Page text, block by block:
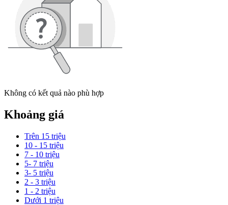
Không có kết quả nào phù hợp
Khoảng giá
Trên 15 triệu
10 - 15 triệu
7 - 10 triệu
5- 7 triệu
3- 5 triệu
2 - 3 triệu
1 - 2 triệu
Dưới 1 triệu